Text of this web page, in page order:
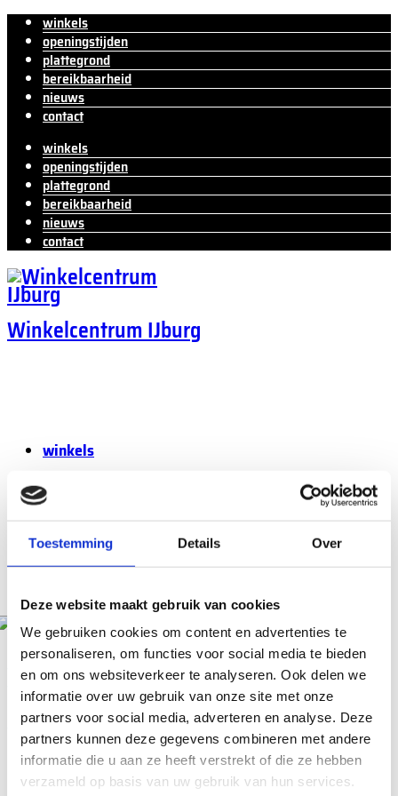
Toestemming Details Over
Deze website maakt gebruik van cookies
We gebruiken cookies om content en advertenties te
personaliseren, om functies voor social media te bieden
en om ons websiteverkeer te analyseren. Ook delen we
informatie over uw gebruik van onze site met onze
partners voor social media, adverteren en analyse. Deze
partners kunnen deze gegevens combineren met andere
informatie die u aan ze heeft verstrekt of die ze hebben
verzameld op basis van uw gebruik van hun services.
winkels
openingstijden
plattegrond
bereikbaarheid
nieuws
contact
winkels
openingstijden
plattegrond
bereikbaarheid
nieuws
contact
Winkelcentrum IJburg
winkels
openingstijden
plattegrond
bereikbaarheid
VISWINKEL IJBURG
Bij Viswinkel IJburg gaat een wereld voor u open aan vissoorten en
visspecialiteiten. Laat u verrassen door ons ruime assortiment
verse vis. En wat dacht u van onze kant en klare maaltijden,
gemaakt in eigen keuken? We hebben teveel om op te noemen.
Alleen een bezoek aan onze winkel kan u overtuigen van de ruime
keuzemogelijkheid.
Ook voor een lekker hapje eten kunt u bij ons terecht. We
beschikken over een ruim aantal zitplaatsen in ons restaurant. U